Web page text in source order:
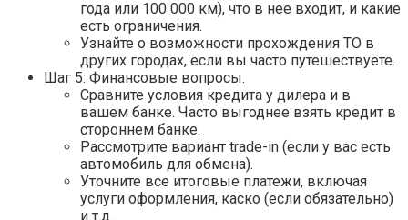
года или 100 000 км), что в нее входит, и какие
есть ограничения.
Узнайте о возможности прохождения ТО в
других городах, если вы часто путешествуете.
Шаг 5: Финансовые вопросы.
Сравните условия кредита у дилера и в
вашем банке. Часто выгоднее взять кредит в
стороннем банке.
Рассмотрите вариант trade-in (если у вас есть
автомобиль для обмена).
Уточните все итоговые платежи, включая
услуги оформления, каско (если обязательно)
и т.д.